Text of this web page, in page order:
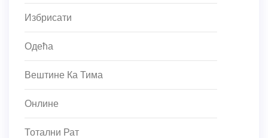
Избрисати
Одећа
Вештине Ка Тима
Онлине
Тотални Рат